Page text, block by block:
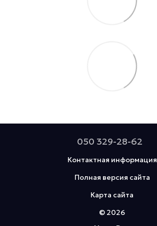
050 329-28-62
Контактная информация
Полная версия сайта
Карта сайта
© 2026